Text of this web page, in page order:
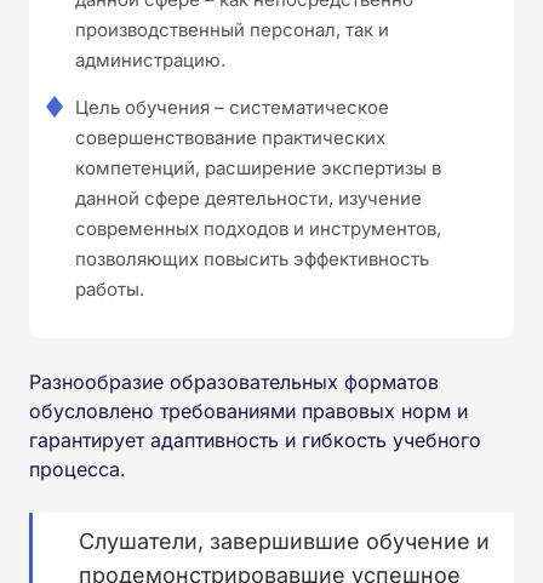
производственный персонал, так и
администрацию.
Цель обучения – систематическое
совершенствование практических
компетенций, расширение экспертизы в
данной сфере деятельности, изучение
современных подходов и инструментов,
позволяющих повысить эффективность
работы.
Разнообразие образовательных форматов
обусловлено требованиями правовых норм и
гарантирует адаптивность и гибкость учебного
процесса.
Слушатели, завершившие обучение и
продемонстрировавшие успешное